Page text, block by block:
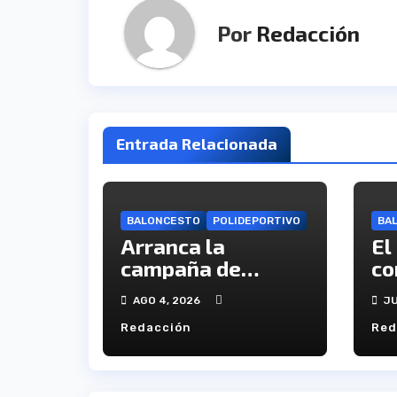
Por Redacción
Entrada Relacionada
BALONCESTO POLIDEPORTIVO
Arranca la
campaña de
abonados del C.B.
Onuba
AGO 4, 2026
Redacción
El